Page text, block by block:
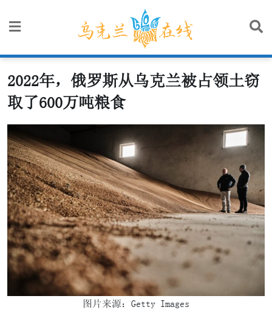
2022年，俄罗斯从乌克兰被占领土窃
取了600万吨粮食
图片来源：Getty Images